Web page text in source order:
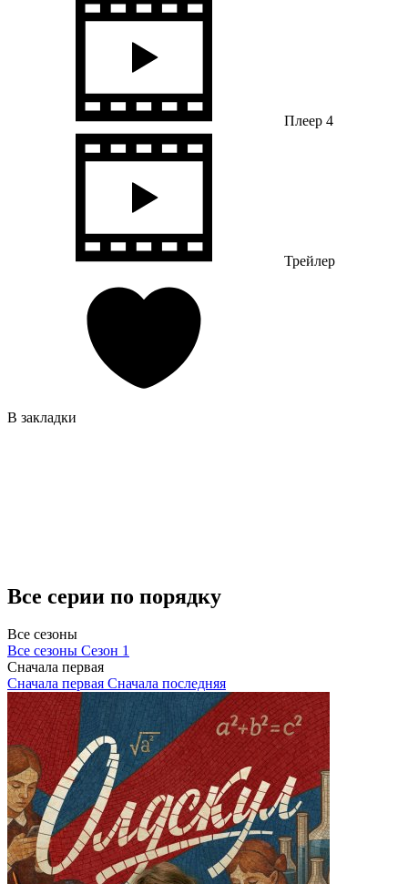
Плеер 4
Трейлер
В закладки
Все серии по порядку
Все сезоны
Все сезоны Сезон 1
Сначала первая
Сначала первая Сначала последняя